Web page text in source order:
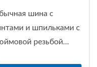
шина с
и шпильками с
резьбой...